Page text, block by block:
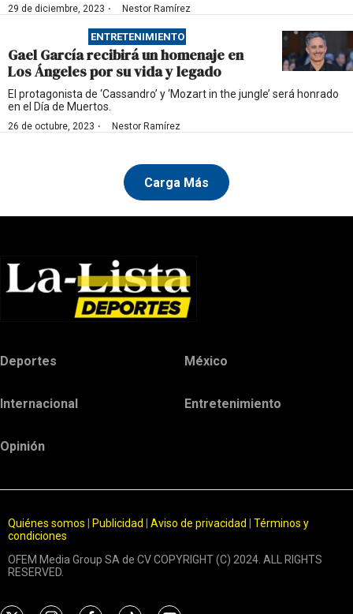
29 de diciembre, 2023 · Nestor Ramírez
ENTRETENIMIENTO
Gael García recibirá un homenaje en
Los Ángeles por su vida y legado
El protagonista de ‘Cassandro’ y ‘Mozart in the jungle’ será honrado
en el Día de Muertos.
26 de octubre, 2023 · Nestor Ramírez
Carga Más
Deportes México
Internacional Entretenimiento
Opinión
Quiénes somos Publicidad Aviso de privacidad
Términos y
condiciones
OFEM Media Group SA de CV COPYRIGHT (C) 2024. ALL RIGHTS
RESERVED.